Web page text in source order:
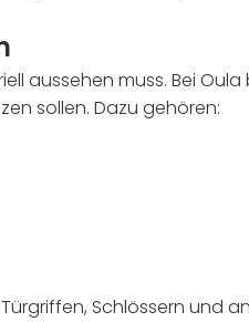
aussehen muss. Bei
sollen. Dazu gehören:
Schlössern und